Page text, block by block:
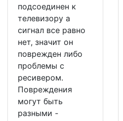
подсоединен к
телевизору а
сигнал все равно
нет, значит он
поврежден либо
проблемы с
ресивером.
Повреждения
могут быть
разными -